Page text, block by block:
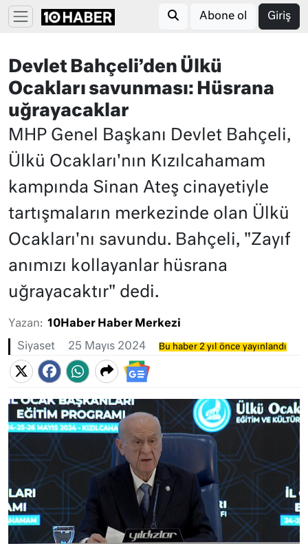
Abone ol Giriş
Devlet Bahçeli’den Ülkü
Ocakları savunması: Hüsrana
uğrayacaklar
MHP Genel Başkanı Devlet Bahçeli,
Ülkü Ocakları'nın Kızılcahamam
kampında Sinan Ateş cinayetiyle
tartışmaların merkezinde olan Ülkü
Ocakları'nı savundu. Bahçeli, "Zayıf
anımızı kollayanlar hüsrana
uğrayacaktır" dedi.
Yazan: 10Haber Haber Merkezi
Siyaset 25 Mayıs 2024 Bu haber 2 yıl önce yayınlandı